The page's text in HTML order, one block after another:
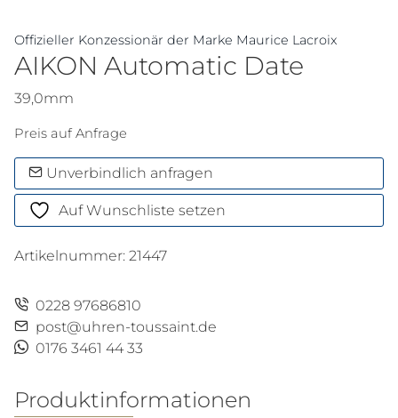
Offizieller Konzessionär der Marke Maurice Lacroix
AIKON Automatic Date
39,0mm
Preis auf Anfrage
Unverbindlich anfragen
Auf Wunschliste setzen
Artikelnummer: 21447
0228 97686810
post@uhren-toussaint.de
0176 3461 44 33
Produktinformationen